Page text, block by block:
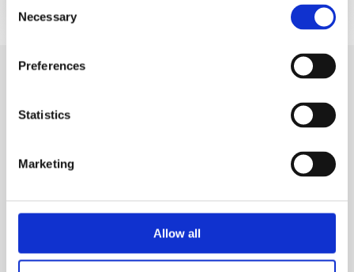
Selection
Necessary
Preferences
Statistics
Marketing
Allow all